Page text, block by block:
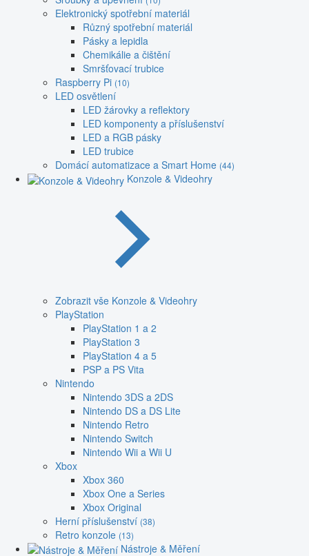
Elektronický spotřební materiál
Různý spotřební materiál
Pásky a lepidla
Chemikálie a čištění
Smršťovací trubice
Raspberry Pi (10)
LED osvětlení
LED žárovky a reflektory
LED komponenty a příslušenství
LED a RGB pásky
LED trubice
Domácí automatizace a Smart Home (44)
Konzole & Videohry
Zobrazit vše Konzole & Videohry
PlayStation
PlayStation 1 a 2
PlayStation 3
PlayStation 4 a 5
PSP a PS Vita
Nintendo
Nintendo 3DS a 2DS
Nintendo DS a DS Lite
Nintendo Retro
Nintendo Switch
Nintendo Wii a Wii U
Xbox
Xbox 360
Xbox One a Series
Xbox Original
Herní příslušenství (38)
Retro konzole (13)
Nástroje & Měření